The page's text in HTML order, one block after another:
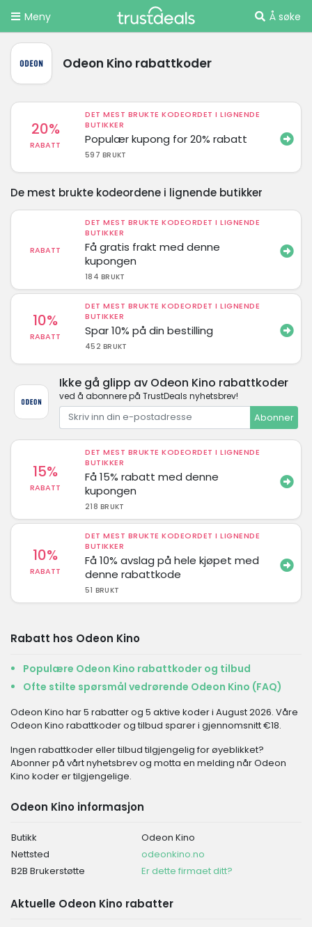
Meny Å søke
Odeon Kino rabattkoder
20%
RABATT
DET MEST BRUKTE KODEORDET I LIGNENDE
BUTIKKER
Populær kupong for 20% rabatt
597 BRUKT
De mest brukte kodeordene i lignende butikker
RABATT
DET MEST BRUKTE KODEORDET I LIGNENDE
BUTIKKER
Få gratis frakt med denne
kupongen
184 BRUKT
10%
RABATT
DET MEST BRUKTE KODEORDET I LIGNENDE
BUTIKKER
Spar 10% på din bestilling
452 BRUKT
Ikke gå glipp av Odeon Kino rabattkoder
ved å abonnere på TrustDeals nyhetsbrev!
Abonner
15%
RABATT
DET MEST BRUKTE KODEORDET I LIGNENDE
BUTIKKER
Få 15% rabatt med denne
kupongen
218 BRUKT
10%
RABATT
DET MEST BRUKTE KODEORDET I LIGNENDE
BUTIKKER
Få 10% avslag på hele kjøpet med
denne rabattkode
51 BRUKT
Rabatt hos Odeon Kino
Populære Odeon Kino rabattkoder og tilbud
Ofte stilte spørsmål vedrørende Odeon Kino (FAQ)
Odeon Kino har 5 rabatter og 5 aktive koder i August 2026. Våre
Odeon Kino rabattkoder og tilbud sparer i gjennomsnitt €18.
Ingen rabattkoder eller tilbud tilgjengelig for øyeblikket?
Abonner på vårt nyhetsbrev og motta en melding når Odeon
Kino koder er tilgjengelige.
Odeon Kino informasjon
Butikk
Odeon Kino
Nettsted
odeonkino.no
B2B Brukerstøtte
Er dette firmaet ditt?
Aktuelle Odeon Kino rabatter